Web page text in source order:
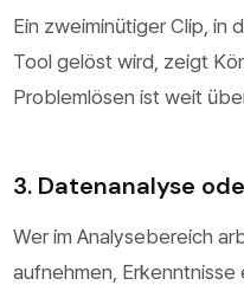
Ein zweiminütiger Clip, in
Tool gelöst wird, zeigt
Problemlösen ist weit
3. Datenanalyse
Wer im Analysebereich
aufnehmen, Erkenntnisse